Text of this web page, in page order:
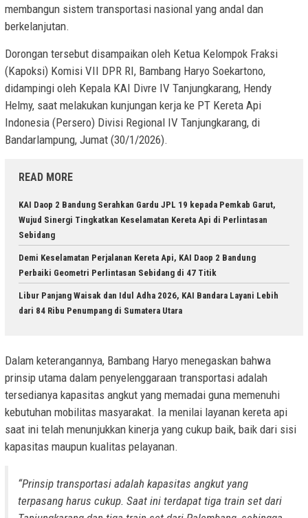
membangun sistem transportasi nasional yang andal dan
berkelanjutan.
Dorongan tersebut disampaikan oleh Ketua Kelompok Fraksi
(Kapoksi) Komisi VII DPR RI, Bambang Haryo Soekartono,
didampingi oleh Kepala KAI Divre IV Tanjungkarang, Hendy
Helmy, saat melakukan kunjungan kerja ke PT Kereta Api
Indonesia (Persero) Divisi Regional IV Tanjungkarang, di
Bandarlampung, Jumat (30/1/2026).
READ MORE
KAI Daop 2 Bandung Serahkan Gardu JPL 19 kepada Pemkab Garut,
Wujud Sinergi Tingkatkan Keselamatan Kereta Api di Perlintasan
Sebidang
Demi Keselamatan Perjalanan Kereta Api, KAI Daop 2 Bandung
Perbaiki Geometri Perlintasan Sebidang di 47 Titik
Libur Panjang Waisak dan Idul Adha 2026, KAI Bandara Layani Lebih
dari 84 Ribu Penumpang di Sumatera Utara
Dalam keterangannya, Bambang Haryo menegaskan bahwa
prinsip utama dalam penyelenggaraan transportasi adalah
tersedianya kapasitas angkut yang memadai guna memenuhi
kebutuhan mobilitas masyarakat. Ia menilai layanan kereta api
saat ini telah menunjukkan kinerja yang cukup baik, baik dari sisi
kapasitas maupun kualitas pelayanan.
“Prinsip transportasi adalah kapasitas angkut yang
terpasang harus cukup. Saat ini terdapat tiga train set dari